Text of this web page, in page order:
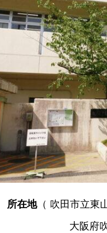
所在地（ 吹田市立東
大阪府